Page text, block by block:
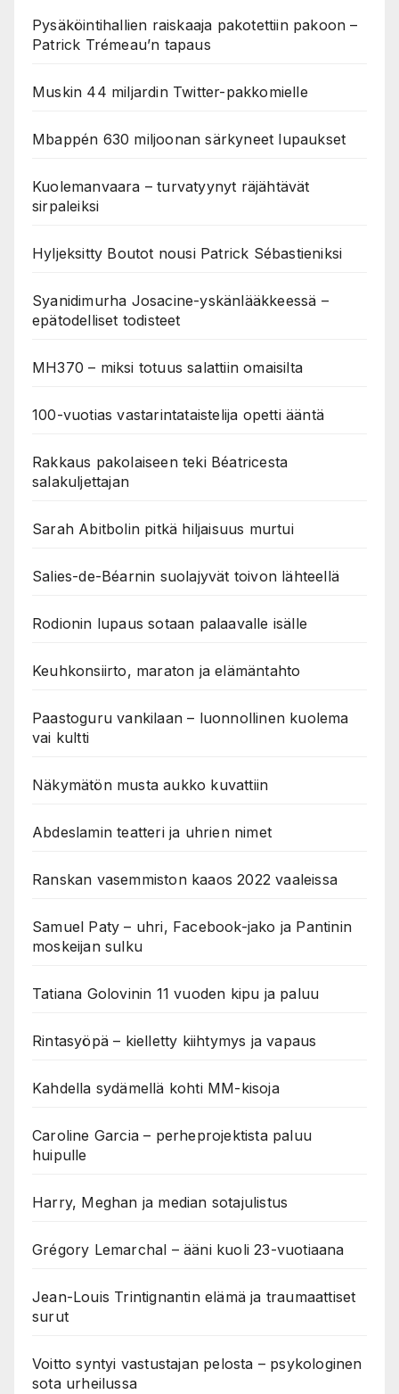
Pysäköintihallien raiskaaja pakotettiin pakoon –
Patrick Trémeau’n tapaus
Muskin 44 miljardin Twitter-pakkomielle
Mbappén 630 miljoonan särkyneet lupaukset
Kuolemanvaara – turvatyynyt räjähtävät
sirpaleiksi
Hyljeksitty Boutot nousi Patrick Sébastieniksi
Syanidimurha Josacine-yskänlääkkeessä –
epätodelliset todisteet
MH370 – miksi totuus salattiin omaisilta
100-vuotias vastarintataistelija opetti ääntä
Rakkaus pakolaiseen teki Béatricesta
salakuljettajan
Sarah Abitbolin pitkä hiljaisuus murtui
Salies-de-Béarnin suolajyvät toivon lähteellä
Rodionin lupaus sotaan palaavalle isälle
Keuhkonsiirto, maraton ja elämäntahto
Paastoguru vankilaan – luonnollinen kuolema
vai kultti
Näkymätön musta aukko kuvattiin
Abdeslamin teatteri ja uhrien nimet
Ranskan vasemmiston kaaos 2022 vaaleissa
Samuel Paty – uhri, Facebook-jako ja Pantinin
moskeijan sulku
Tatiana Golovinin 11 vuoden kipu ja paluu
Rintasyöpä – kielletty kiihtymys ja vapaus
Kahdella sydämellä kohti MM-kisoja
Caroline Garcia – perheprojektista paluu
huipulle
Harry, Meghan ja median sotajulistus
Grégory Lemarchal – ääni kuoli 23-vuotiaana
Jean-Louis Trintignantin elämä ja traumaattiset
surut
Voitto syntyi vastustajan pelosta – psykologinen
sota urheilussa